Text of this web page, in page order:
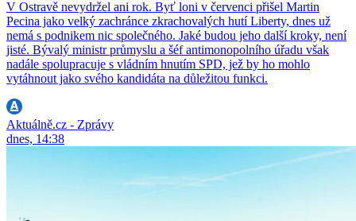
V Ostravě nevydržel ani rok. Byť loni v červenci přišel Martin
Pecina jako velký zachránce zkrachovalých hutí Liberty, dnes už
nemá s podnikem nic společného. Jaké budou jeho další kroky, není
jisté. Bývalý ministr průmyslu a šéf antimonopolního úřadu však
nadále spolupracuje s vládním hnutím SPD, jež by ho mohlo
vytáhnout jako svého kandidáta na důležitou funkci.
Aktuálně.cz - Zprávy
dnes, 14:38